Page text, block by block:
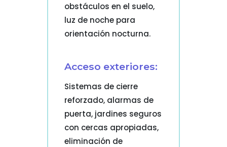
obstáculos en el suelo,
luz de noche para
orientación nocturna.
Acceso exteriores:
Sistemas de cierre
reforzado, alarmas de
puerta, jardines seguros
con cercas apropiadas,
eliminación de